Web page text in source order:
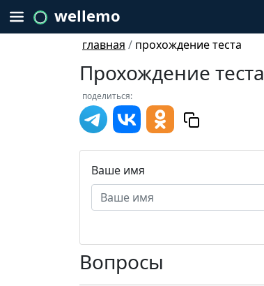
wellemo
главная / прохождение теста
Прохождение теста
поделиться:
Ваше имя
Вопросы